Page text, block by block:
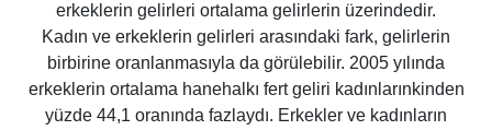
erkeklerin gelirleri ortalama gelirlerin üzerindedir.
Kadın ve erkeklerin gelirleri arasındaki fark, gelirlerin
birbirine oranlanmasıyla da görülebilir. 2005 yılında
erkeklerin ortalama hanehalkı fert geliri kadınlarınkinden
yüzde 44,1 oranında fazlaydı. Erkekler ve kadınların